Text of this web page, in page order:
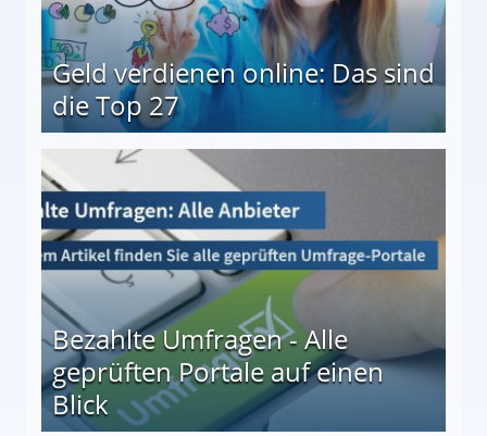
Geld verdienen online: Das sind
die Top 27
Bezahlte Umfragen - Alle
geprüften Portale auf einen
Blick